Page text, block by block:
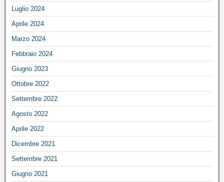
Luglio 2024
Aprile 2024
Marzo 2024
Febbraio 2024
Giugno 2023
Ottobre 2022
Settembre 2022
Agosto 2022
Aprile 2022
Dicembre 2021
Settembre 2021
Giugno 2021